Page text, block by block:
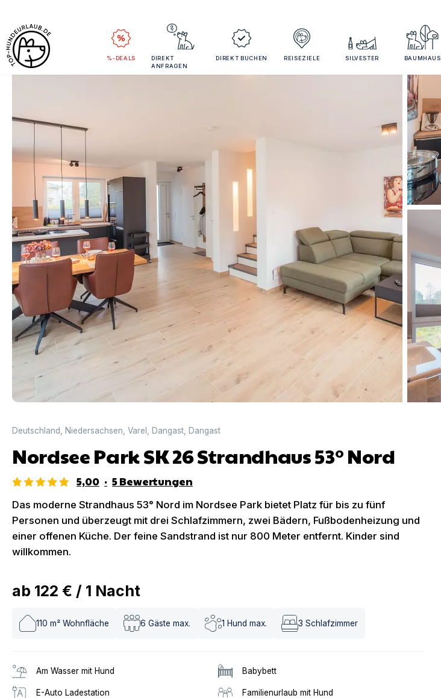
%-DEALS
DIREKT
ANFRAGEN
DIREKT BUCHEN REISEZIELE SILVESTER BAUMHAUS
Deutschland Niedersachsen Varel Dangast Dangast
Nordsee Park SK 26 Strandhaus 53° Nord
5,00 · 5Bewertungen
Das moderne Strandhaus 53° Nord im Nordsee Park bietet Platz für bis zu fünf
Personen und überzeugt mit drei Schlafzimmern, zwei Bädern, Fußbodenheizung und
einer offenen Küche. Der feine Sandstrand ist nur 800 Meter entfernt. Kinder sind
willkommen.
ab 122 € / 1 Nacht
110 m² Wohnfläche 6 Gäste max. 1 Hund max. 3 Schlafzimmer
Am Wasser mit Hund Babybett
E-Auto Ladestation Familienurlaub mit Hund